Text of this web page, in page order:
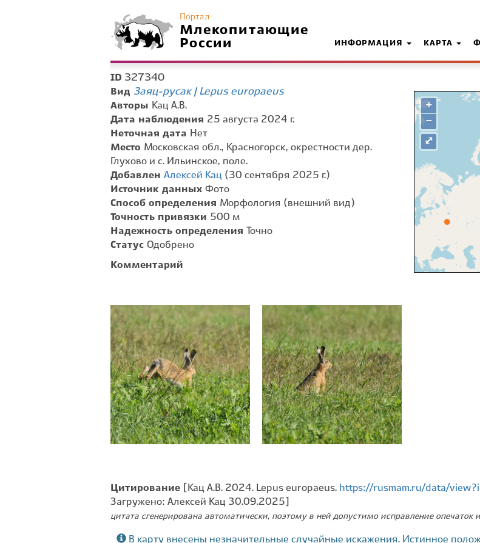
Портал
Млекопитающие
России
ИНФОРМАЦИЯ КАРТА
ID 327340
Вид Заяц-русак | Lepus europaeus
Авторы Кац А.В.
Дата наблюдения 25 августа 2024 г.
Неточная дата Нет
Место Московская обл., Красногорск, окрестности дер.
Глухово и с. Ильинское, поле.
Добавлен Алексей Кац (30 сентября 2025 г.)
Источник данных Фото
Способ определения Морфология (внешний вид)
Точность привязки 500 м
Надежность определения
Точно
Статус Одобрено
Комментарий
+
−
⤢
Цитирование [Кац А.В. 2024. Lepus europaeus. https://rusmam.ru/data/
Загружено: Алексей Кац 30.09.2025]
цитата сгенерирована автоматически, поэтому в ней допустимо исправление опечаток
В карту внесены незначительные случайные искажения. Истинное